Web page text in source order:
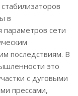
в
параметров сети
последствиям. В
это
с дуговыми
прессами,